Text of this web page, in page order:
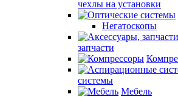
чехлы на установки
Негатоскопы
запчасти
системы
Мебель